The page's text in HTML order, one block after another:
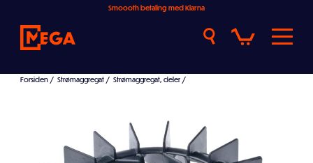
Smoooth betaling med Klarna
Forsiden / Strømaggregat / Strømaggregat, deler /